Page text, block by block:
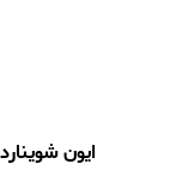
ایون شوینارد